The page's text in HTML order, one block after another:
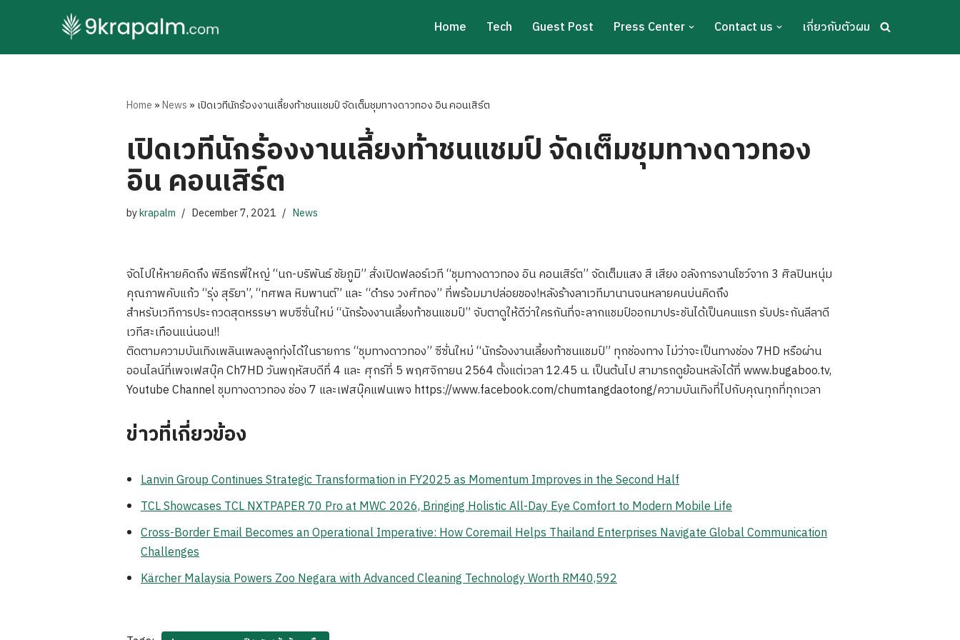
to
Home Tech Guest Post Press Center Contact us เกี่ยวกับตัวผม
Home »News » เปิดเวทีนักร้องงานเลี้ยงท้าชนแชมป์ จัดเต็มชุมทางดาวทอง อิน คอนเสิร์ต
เปิดเวทีนักร้องงานเลี้ยงท้าชนแชมป์ จัดเต็มชุมทางดาวทอง
อิน คอนเสิร์ต
bykrapalm December 7, 2021 News
จัดไปให้หายคิดถึง พิธีกรพี่ใหญ่ “นก-บริพันธ์ ชัยภูมิ” สั่งเปิดฟลอร์เวที “ชุมทางดาวทอง อิน คอนเสิร์ต” จัดเต็มแสง สี เสียง อลังการงานโชว์จาก 3 ศิลปินหนุ่ม
คุณภาพคับแก้ว “รุ่ง สุริยา”, “ทศพล หิมพานต์” และ “ดำรง วงศ์ทอง” ที่พร้อมมาปล่อยของ!หลังร้างลาเวทีมานานจนหลายคนบ่นคิดถึง
สำหรับเวทีการประกวดสุดหรรษา พบซีซั่นใหม่ “นักร้องงานเลี้ยงท้าชนแชมป์” จับตาดูให้ดีว่าใครกันที่จะลากแชมป์ออกมาประชันได้เป็นคนแรก รับประกันลีลาดี
เวทีสะเทือนแน่นอน!!
ติดตามความบันเทิงเพลินเพลงลูกทุ่งได้ในรายการ “ชุมทางดาวทอง” ซีซั่นใหม่ “นักร้องงานเลี้ยงท้าชนแชมป์” ทุกช่องทาง ไม่ว่าจะเป็นทางช่อง 7HD หรือผ่าน
ออนไลน์ที่เพจเฟสบุ๊ค Ch7HD วันพฤหัสบดีที่ 4 และ ศุกร์ที่ 5 พฤศจิกายน 2564 ตั้งแต่เวลา 12.45 น. เป็นต้นไป สามารถดูย้อนหลังได้ที่ www.bugaboo.tv,
Youtube Channel ชุมทางดาวทอง ช่อง 7 และเฟสบุ๊คแฟนเพจ https://www.facebook.com/chumtangdaotong/ความบันเทิงที่ไปกับคุณทุกที่ทุกเวลา
ข่าวที่เกี่ยวข้อง
Lanvin Group Continues Strategic Transformation in FY2025 as Momentum Improves in the Second Half
TCL Showcases TCL NXTPAPER 70 Pro at MWC 2026, Bringing Holistic All-Day Eye Comfort to Modern Mobile Life
Cross-Border Email Becomes an Operational Imperative: How Coremail Helps Thailand Enterprises Navigate Global Communication
Challenges
Kärcher Malaysia Powers Zoo Negara with Advanced Cleaning Technology Worth RM40,592